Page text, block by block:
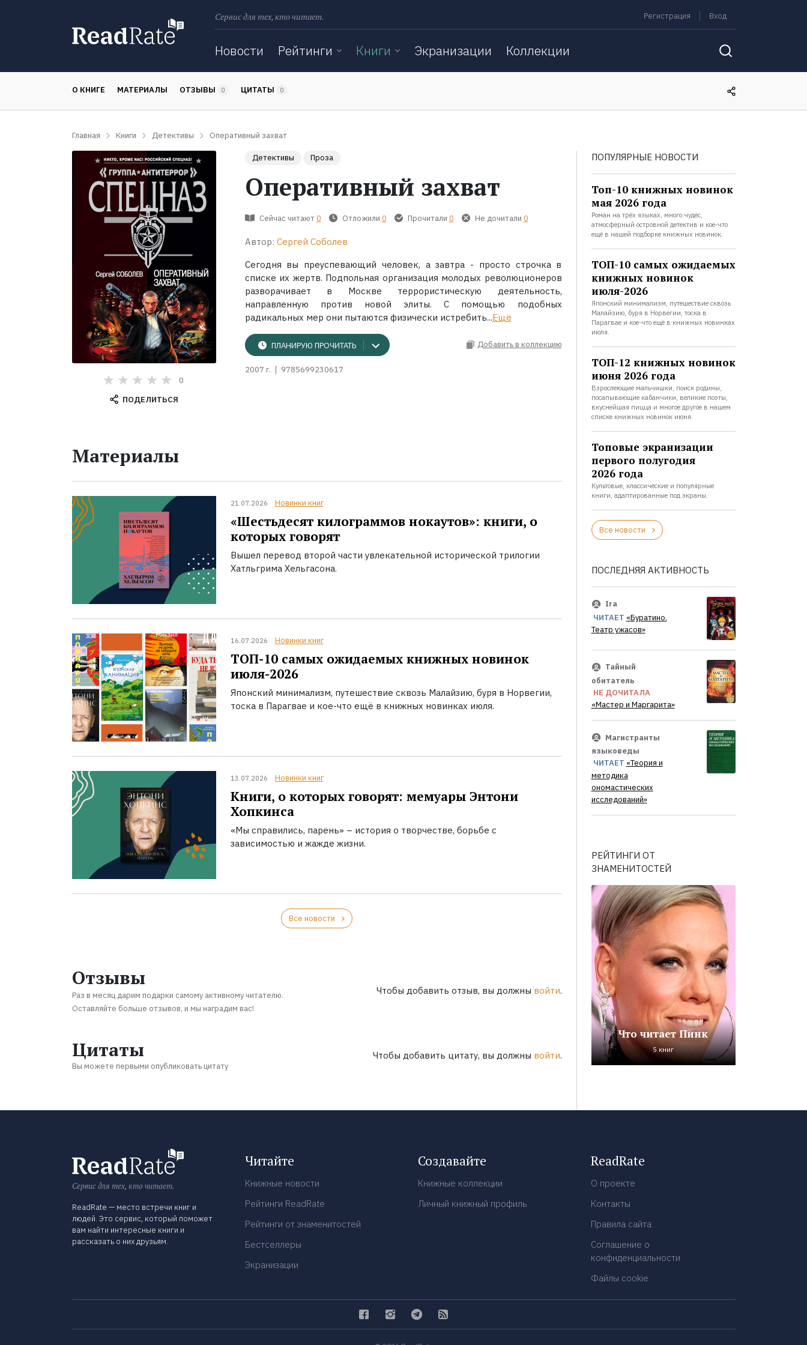
Сервис для тех, кто читает. Регистрация Вход
Новости Рейтинги Книги Экранизации Коллекции
О КНИГЕ МАТЕРИАЛЫ ОТЗЫВЫ 0 ЦИТАТЫ 0
Главная Книги Детективы Оперативный захват
0
ПОДЕЛИТЬСЯ
Детективы Проза
Оперативный захват
Сейчас читают 0 Отложили 0 Прочитали 0 Не дочитали 0
Автор: Сергей Соболев
Сегодня вы преуспевающий человек, а завтра - просто строчка в
списке их жертв. Подпольная организация молодых революционеров
разворачивает в Москве террористическую деятельность,
направленную против новой элиты. С помощью подобных
радикальных мер они пытаются физически истребить...Ещё
ПЛАНИРУЮ ПРОЧИТАТЬ Добавить в коллекцию
2007 г. 9785699230617
Материалы
21.07.2026 Новинки книг
«Шестьдесят килограммов нокаутов»: книги, о
которых говорят
Вышел перевод второй части увлекательной исторической трилогии
Хатльгрима Хельгасона.
16.07.2026 Новинки книг
ТОП-10 самых ожидаемых книжных новинок
июля-2026
Японский минимализм, путешествие сквозь Малайзию, буря в Норвегии,
тоска в Парагвае и кое-что ещё в книжных новинках июля.
13.07.2026 Новинки книг
Книги, о которых говорят: мемуары Энтони
Хопкинса
«Мы справились, парень» – история о творчестве, борьбе с
зависимостью и жажде жизни.
Все новости
Отзывы
Раз в месяц дарим подарки самому активному читателю.
Оставляйте больше отзывов, и мы наградим вас!
Чтобы добавить отзыв, вы должны войти.
Цитаты
Вы можете первыми опубликовать цитату
Чтобы добавить цитату, вы должны войти.
ПОПУЛЯРНЫЕ НОВОСТИ
Топ-10 книжных новинок
мая 2026 года
Роман на трёх языках, много чудес,
атмосферный островной детектив и кое-что
ещё в нашей подборке книжных новинок.
ТОП-10 самых ожидаемых
книжных новинок
июля-2026
Японский минимализм, путешествие сквозь
Малайзию, буря в Норвегии, тоска в
Парагвае и кое-что ещё в книжных новинках
июля.
ТОП-12 книжных новинок
июня 2026 года
Взрослеющие мальчишки, поиск родины,
посапывающие кабанчики, великие поэты,
вкуснейшая пицца и многое другое в нашем
списке книжных новинок июня.
Топовые экранизации
первого полугодия
2026 года
Культовые, классические и популярные
книги, адаптированные под экраны.
Все новости
ПОСЛЕДНЯЯ АКТИВНОСТЬ
Ira
ЧИТАЕТ «Буратино.
Театр ужасов»
Тайный
обитатель
НЕ ДОЧИТАЛА
«Мастер и Маргарита»
Магистранты
языковеды
ЧИТАЕТ «Теория и
методика
ономастических
исследований»
РЕЙТИНГИ ОТ
ЗНАМЕНИТОСТЕЙ
Что читает Пинк
5 книг
Сервис для тех, кто читает.
ReadRate — место встречи книг и
людей. Это сервис, который поможет
вам найти интересные книги и
рассказать о них друзьям.
Читайте
Книжные новости
Рейтинги ReadRate
Рейтинги от знаменитостей
Бестселлеры
Экранизации
Создавайте
Книжные коллекции
Личный книжный профиль
ReadRate
О проекте
Контакты
Правила сайта
Соглашение о
конфиденциальности
Файлы cookie